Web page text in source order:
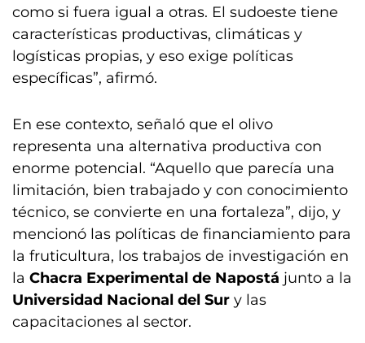
como si fuera igual a otras. El sudoeste tiene
características productivas, climáticas y
logísticas propias, y eso exige políticas
específicas”, afirmó.
En ese contexto, señaló que el olivo
representa una alternativa productiva con
enorme potencial. “Aquello que parecía una
limitación, bien trabajado y con conocimiento
técnico, se convierte en una fortaleza”, dijo, y
mencionó las políticas de financiamiento para
la fruticultura, los trabajos de investigación en
la Chacra Experimental de Napostá junto a la
Universidad Nacional del Sur y las
capacitaciones al sector.